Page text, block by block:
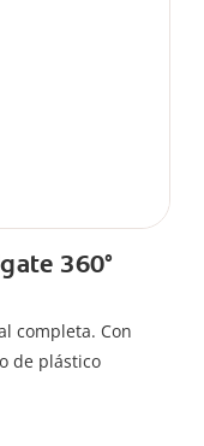
360°
completa. Con
de plástico